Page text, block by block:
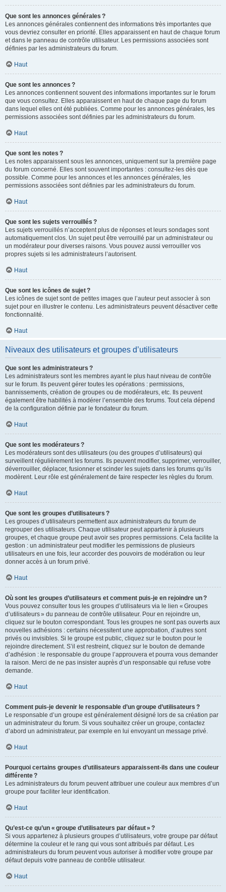
Que sont les annonces générales ?
Les annonces générales contiennent des informations très importantes que
vous devriez consulter en priorité. Elles apparaissent en haut de chaque forum
et dans le panneau de contrôle utilisateur. Les permissions associées sont
définies par les administrateurs du forum.
Haut
Que sont les annonces ?
Les annonces contiennent souvent des informations importantes sur le forum
que vous consultez. Elles apparaissent en haut de chaque page du forum
dans lequel elles ont été publiées. Comme pour les annonces générales, les
permissions associées sont définies par les administrateurs du forum.
Haut
Que sont les notes ?
Les notes apparaissent sous les annonces, uniquement sur la première page
du forum concerné. Elles sont souvent importantes : consultez-les dès que
possible. Comme pour les annonces et les annonces générales, les
permissions associées sont définies par les administrateurs du forum.
Haut
Que sont les sujets verrouillés ?
Les sujets verrouillés n’acceptent plus de réponses et leurs sondages sont
automatiquement clos. Un sujet peut être verrouillé par un administrateur ou
un modérateur pour diverses raisons. Vous pouvez aussi verrouiller vos
propres sujets si les administrateurs l’autorisent.
Haut
Que sont les icônes de sujet ?
Les icônes de sujet sont de petites images que l’auteur peut associer à son
sujet pour en illustrer le contenu. Les administrateurs peuvent désactiver cette
fonctionnalité.
Haut
Niveaux des utilisateurs et groupes d’utilisateurs
Que sont les administrateurs ?
Les administrateurs sont les membres ayant le plus haut niveau de contrôle
sur le forum. Ils peuvent gérer toutes les opérations : permissions,
bannissements, création de groupes ou de modérateurs, etc. Ils peuvent
également être habilités à modérer l’ensemble des forums. Tout cela dépend
de la configuration définie par le fondateur du forum.
Haut
Que sont les modérateurs ?
Les modérateurs sont des utilisateurs (ou des groupes d’utilisateurs) qui
surveillent régulièrement les forums. Ils peuvent modifier, supprimer, verrouiller,
déverrouiller, déplacer, fusionner et scinder les sujets dans les forums qu’ils
modèrent. Leur rôle est généralement de faire respecter les règles du forum.
Haut
Que sont les groupes d’utilisateurs ?
Les groupes d’utilisateurs permettent aux administrateurs du forum de
regrouper des utilisateurs. Chaque utilisateur peut appartenir à plusieurs
groupes, et chaque groupe peut avoir ses propres permissions. Cela facilite la
gestion : un administrateur peut modifier les permissions de plusieurs
utilisateurs en une fois, leur accorder des pouvoirs de modération ou leur
donner accès à un forum privé.
Haut
Où sont les groupes d’utilisateurs et comment puis-je en rejoindre un ?
Vous pouvez consulter tous les groupes d’utilisateurs via le lien « Groupes
d’utilisateurs » du panneau de contrôle utilisateur. Pour en rejoindre un,
cliquez sur le bouton correspondant. Tous les groupes ne sont pas ouverts aux
nouvelles adhésions : certains nécessitent une approbation, d’autres sont
privés ou invisibles. Si le groupe est public, cliquez sur le bouton pour le
rejoindre directement. S’il est restreint, cliquez sur le bouton de demande
d’adhésion : le responsable du groupe l’approuvera et pourra vous demander
la raison. Merci de ne pas insister auprès d’un responsable qui refuse votre
demande.
Haut
Comment puis-je devenir le responsable d’un groupe d’utilisateurs ?
Le responsable d’un groupe est généralement désigné lors de sa création par
un administrateur du forum. Si vous souhaitez créer un groupe, contactez
d’abord un administrateur, par exemple en lui envoyant un message privé.
Haut
Pourquoi certains groupes d’utilisateurs apparaissent-ils dans une couleur
différente ?
Les administrateurs du forum peuvent attribuer une couleur aux membres d’un
groupe pour faciliter leur identification.
Haut
Qu’est-ce qu’un « groupe d’utilisateurs par défaut » ?
Si vous appartenez à plusieurs groupes d’utilisateurs, votre groupe par défaut
détermine la couleur et le rang qui vous sont attribués par défaut. Les
administrateurs du forum peuvent vous autoriser à modifier votre groupe par
défaut depuis votre panneau de contrôle utilisateur.
Haut